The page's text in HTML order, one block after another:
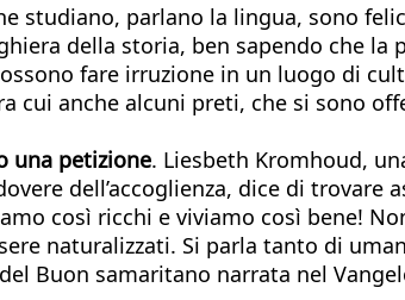
studiano, parlano la lingua, sono
della storia, ben sapendo che la
fare irruzione in un luogo di
cui anche alcuni preti, che si sono
una petizione. Liesbeth Kromhoud,
dell’accoglienza, dice di
così ricchi e viviamo così bene!
naturalizzati. Si parla tanto di
Buon samaritano narrata nel